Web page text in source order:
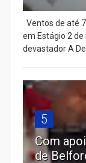
Ventos de até
em Estágio 2
devastador A
5
Com
de